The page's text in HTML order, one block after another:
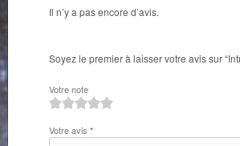
Il n’y a pas encore d’avis.
Soyez le premier à laisser votre avis sur
Votre note
Votre avis *